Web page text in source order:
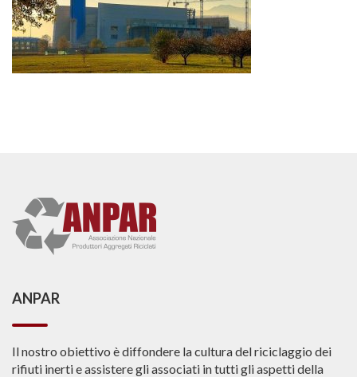
ANPAR
Il nostro obiettivo è diffondere la cultura del riciclaggio dei
rifiuti inerti e assistere gli associati in tutti gli aspetti della